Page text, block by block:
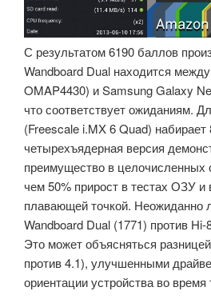
С результатом 6190 баллов
Wandboard Dual находится
OMAP4430) и Samsung Galaxy
что соответствует ожиданиям.
(Freescale i.MX 6 Quad)
четырехъядерная версия
преимущество в целочисленных
чем 50% прирост в тестах ОЗУ и
плавающей точкой. Неожиданно
Wandboard Dual (1771) против
Это может объясняться
против 4.1), улучшенными
ориентации устройства во время